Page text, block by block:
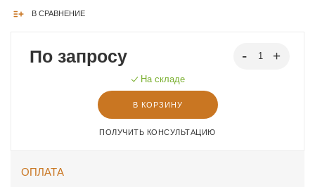
В СРАВНЕНИЕ
По запросу
На складе
В КОРЗИНУ
ПОЛУЧИТЬ КОНСУЛЬТАЦИЮ
ОПЛАТА